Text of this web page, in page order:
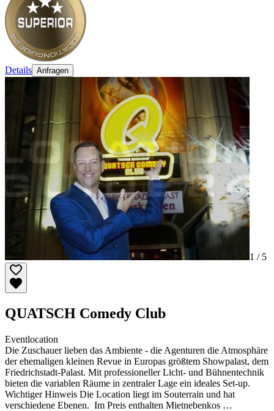
Details Anfragen
1 / 5
QUATSCH Comedy Club
Eventlocation
Die Zuschauer lieben das Ambiente - die Agenturen die Atmosphäre
der ehemaligen kleinen Revue in Europas größtem Showpalast, dem
Friedrichstadt-Palast. Mit professioneller Licht- und Bühnentechnik
bieten die variablen Räume in zentraler Lage ein ideales Set-up.
Wichtiger Hinweis Die Location liegt im Souterrain und hat
verschiedene Ebenen. Im Preis enthalten Mietnebenkos …